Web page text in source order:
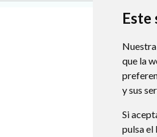
Este
que la
y sus
Si
pulsa